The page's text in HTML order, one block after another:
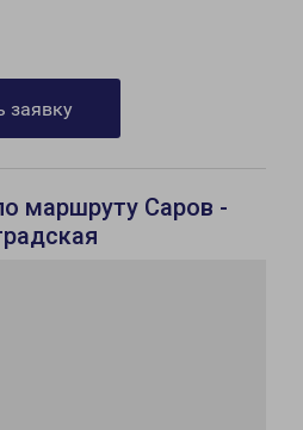
заявку
маршруту Саров -